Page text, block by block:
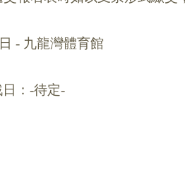
- 九龍灣體育館
：-待定-